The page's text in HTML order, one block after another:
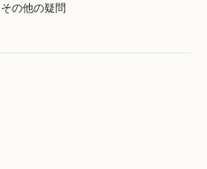
その他の疑問